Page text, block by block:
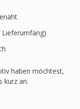
Lieferumfang)
haben möchtest,
kurz an.